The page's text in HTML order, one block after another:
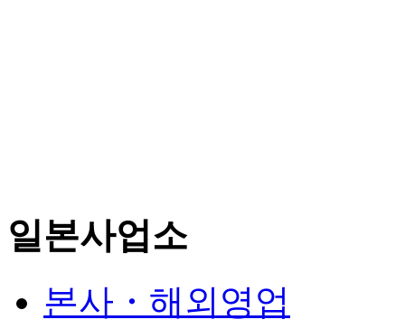
일본사업소
본사・해외영업